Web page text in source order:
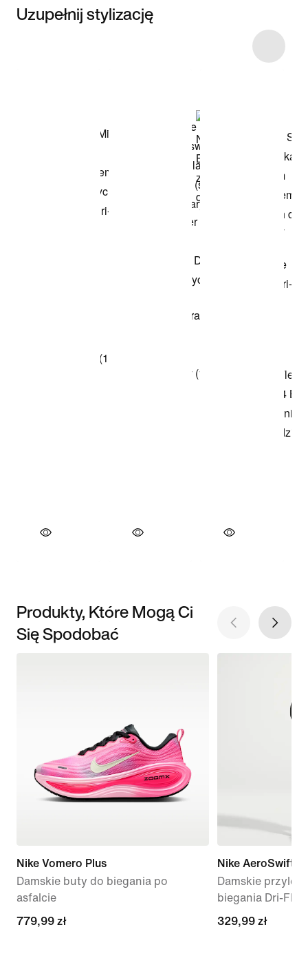
Uzupełnij stylizację
Produkty, Które Mogą Ci
Się Spodobać
Nike Vomero Plus
Damskie buty do biegania po
asfalcie
779,99 zł
779,99 zł
Nike AeroSwift
Damskie
biegania Dri-FIT
329,99 zł
329,99 zł